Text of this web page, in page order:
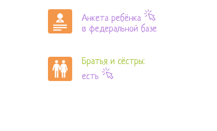
Анкета ребёнка
в федеральной базе
Братья и сёстры:
есть